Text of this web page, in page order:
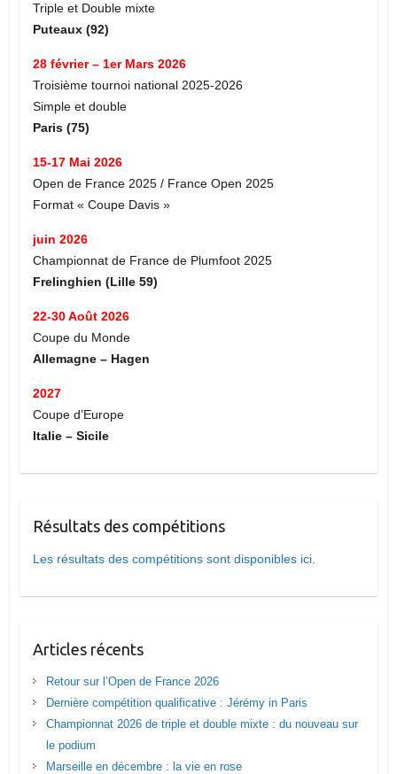
Triple et Double mixte
Puteaux (92)
28 février – 1er Mars 2026
Troisième tournoi national 2025-2026
Simple et double
Paris (75)
15-17 Mai 2026
Open de France 2025 / France Open 2025
Format « Coupe Davis »
juin 2026
Championnat de France de Plumfoot 2025
Frelinghien (Lille 59)
22-30 Août 2026
Coupe du Monde
Allemagne – Hagen
2027
Coupe d’Europe
Italie – Sicile
Résultats des compétitions
Les résultats des compétitions sont disponibles ici.
Articles récents
Retour sur l’Open de France 2026
Dernière compétition qualificative : Jérémy in Paris
Championnat 2026 de triple et double mixte : du nouveau sur
le podium
Marseille en décembre : la vie en rose